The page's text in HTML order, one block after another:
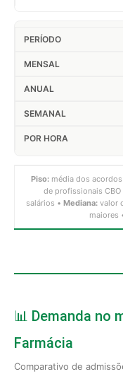
Piso: média dos
de profissionais
salários • Mediana: valor
maiores
📊 Demanda no
Farmácia
Comparativo de